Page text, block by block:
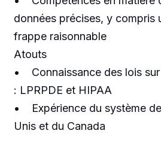
données précises, y compris
frappe raisonnable
Atouts
• Connaissance des lois
: LPRPDE et HIPAA
• Expérience du système
Unis et du Canada